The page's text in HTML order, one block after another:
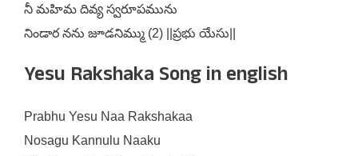
నీ మహిమ దివ్య స్వరూపమును
నిండార నను జూడనిమ్ము (2) ||ప్రభు యేసు||
Yesu Rakshaka Song in english
Prabhu Yesu Naa Rakshakaa
Nosagu Kannulu Naaku